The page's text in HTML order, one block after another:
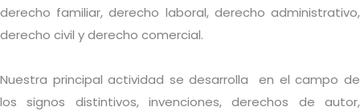
derecho familiar, derecho laboral, derecho administrativo,
derecho civil y derecho comercial.
Nuestra principal actividad se desarrolla en el campo de
los signos distintivos, invenciones, derechos de autor,